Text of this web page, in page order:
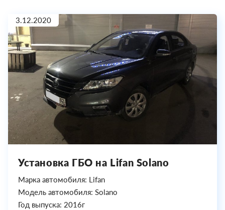
3.12.2020
Установка ГБО на Lifan Solano
Марка автомобиля: Lifan
Модель автомобиля: Solano
Год выпуска: 2016г